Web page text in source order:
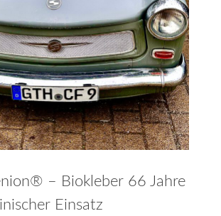
– Biokleber 66 Jahre
Einsatz